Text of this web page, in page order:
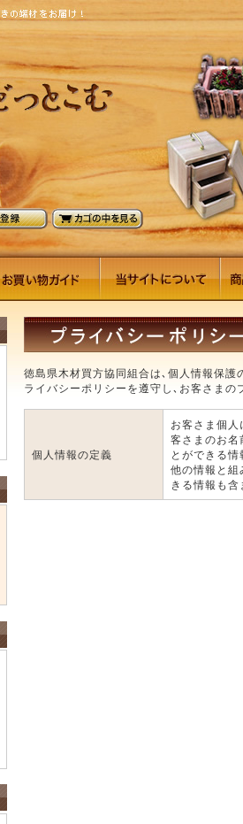
徳島県木材買方協同組合は､個人情報保
ライバシーポリシーを遵守し､お客さまの
個人情報の定義
お客さま個
客さまのお名
とができる
他の情報と組
きる情報も含